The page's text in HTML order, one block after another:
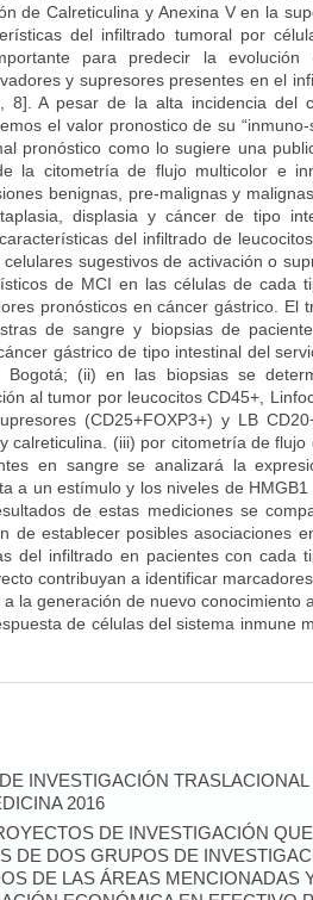
de Calreticulina y Anexina V en la
del infiltrado tumoral por
para predecir la evolución
y supresores presentes en el
8]. A pesar de la alta incidencia del
el valor pronostico de su “inmuno-
pronóstico como lo sugiere una
la citometría de flujo multicolor e
benignas, pre-malignas y
displasia y cáncer de tipo
del infiltrado de
sugestivos de activación o
de MCI en las células de cada
pronósticos en cáncer gástrico. El
de sangre y biopsias de
gástrico de tipo intestinal del
(ii) en las biopsias se
al tumor por leucocitos CD45+,
(CD25+FOXP3+) y LB
calreticulina. (iii) por citometría de flujo
en sangre se analizará la
a un estímulo y los niveles de HMGB1
de estas mediciones se
de establecer posibles asociaciones
del infiltrado en pacientes con cada
contribuyan a identificar
la generación de nuevo conocimiento
de células del sistema inmune
INVESTIGACIÓN TRASLACIONAL
2016
DE INVESTIGACIÓN QUE
DE DOS GRUPOS DE
DE LAS ÁREAS MENCIONADAS